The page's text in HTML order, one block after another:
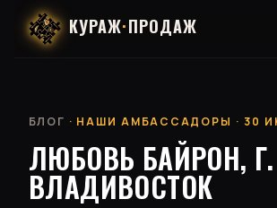
КУРАЖ·ПРОДАЖ
БЛОГ · НАШИ АМБАССАДОРЫ · 30
ЛЮБОВЬ БАЙРОН, Г.
ВЛАДИВОСТОК